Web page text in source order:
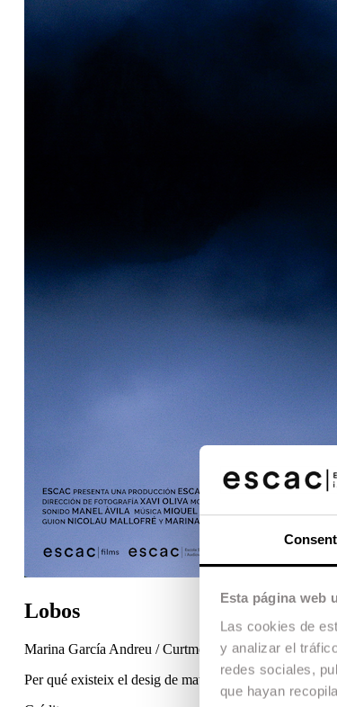
Esta página web
Las cookies de
y analizar el
redes sociales,
que hayan
Lobos
Marina García Andreu / Curtmetratge / Documental /
Per qué existeix el desig de matar llops? A Astúries